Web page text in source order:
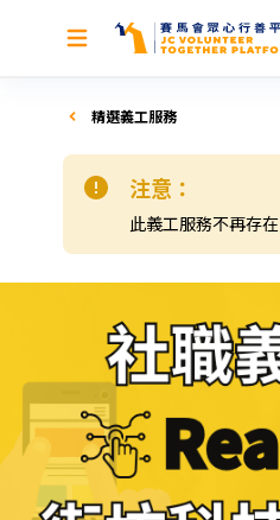
精選義工服務
注意：
此義工服務不再存在